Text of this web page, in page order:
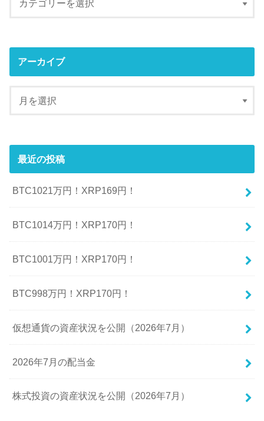
アーカイブ
最近の投稿
BTC1021万円！XRP169円！
BTC1014万円！XRP170円！
BTC1001万円！XRP170円！
BTC998万円！XRP170円！
仮想通貨の資産状況を公開（2026年7月）
2026年7月の配当金
株式投資の資産状況を公開（2026年7月）